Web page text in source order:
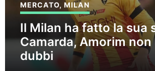
MERCATO,MILAN
Il Milan ha fatto la sua
Camarda, Amorim non
dubbi